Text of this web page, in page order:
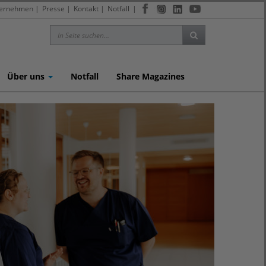
|
| Presse | Kontakt | Notfall
Über uns Notfall Share Magazines